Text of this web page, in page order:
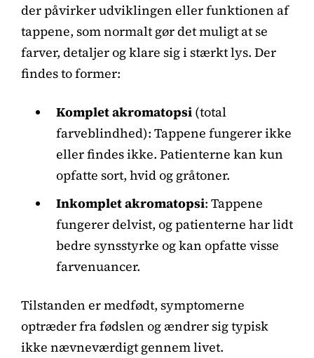
der påvirker udviklingen eller funktionen af
tappene, som normalt gør det muligt at se
farver, detaljer og klare sig i stærkt lys. Der
findes to former:
Komplet akromatopsi (total
farveblindhed): Tappene fungerer ikke
eller findes ikke. Patienterne kan kun
opfatte sort, hvid og gråtoner.
Inkomplet akromatopsi: Tappene
fungerer delvist, og patienterne har lidt
bedre synsstyrke og kan opfatte visse
farvenuancer.
Tilstanden er medfødt, symptomerne
optræder fra fødslen og ændrer sig typisk
ikke nævneværdigt gennem livet.